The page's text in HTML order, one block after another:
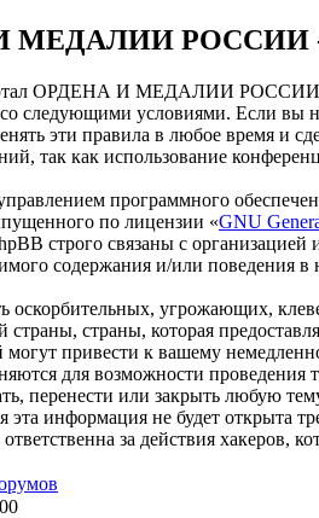
МЕДАЛИИ РОССИИ -
ОРДЕНА И МЕДАЛИИ
со следующими условиями.
эти правила в любое время и
так как использование
программного
по лицензии «GNU
строго связаны с
содержания и/или
оскорбительных, угрожающих,
страны, страны, которая
привести к вашему
для возможности
перенести или закрыть любую
эта информация не будет
за действия хакеров,